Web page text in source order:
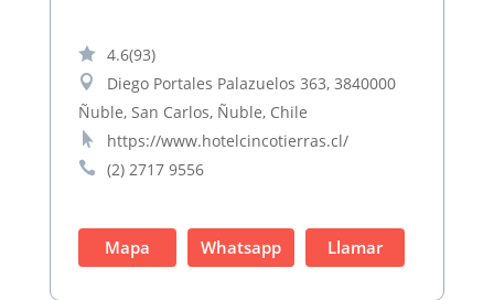
 4.6(93)

Diego Portales Palazuelos 363, 3840000
Ñuble, San Carlos, Ñuble, Chile
 https://www.hotelcincotierras.cl/
 (2) 2717 9556
Mapa Whatsapp Llamar